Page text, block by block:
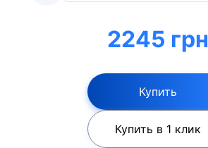
2245 грн
Купить
Купить в 1 клик